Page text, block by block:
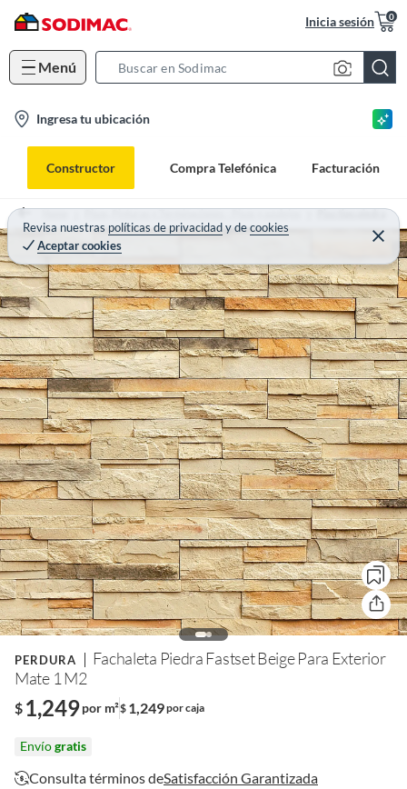
Inicia sesión 0
Menú
c
B
a
n
-
i
c
o
n
Ingresa tu ubicación
Constructor Compra Telefónica Facturación
Revisa nuestras políticas de privacidadydecookies
Aceptar cookies
Home Pisos, Pinturas y Terminaciones - Pisos y azulejos Piso tipo piedra
PERDURA
Fachaleta Piedra Fastset Beige Para Exterior
Mate 1 M2
$ 1,249por m²$ 1,249por caja
Envíogratis
Consulta términos deSatisfacción Garantizada